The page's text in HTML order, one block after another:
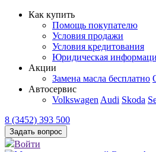
Как купить
Помощь покупателю
Условия продажи
Условия кредитования
Юридическая
Акции
Замена масла бесплатно
Автосервис
Volkswagen Audi Skoda
8 (3452) 393 500
Задать вопрос
Войти